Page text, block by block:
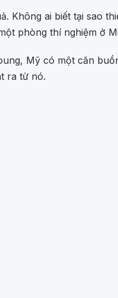
Không ai biết tại sao
phòng thí nghiệm ở
Mỹ có một căn
ra từ nó.